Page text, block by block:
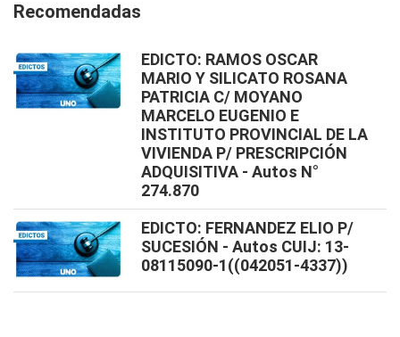
Recomendadas
EDICTO: RAMOS OSCAR
MARIO Y SILICATO ROSANA
PATRICIA C/ MOYANO
MARCELO EUGENIO E
INSTITUTO PROVINCIAL DE LA
VIVIENDA P/ PRESCRIPCIÓN
ADQUISITIVA - Autos N°
274.870
EDICTO: FERNANDEZ ELIO P/
SUCESIÓN - Autos CUIJ: 13-
08115090-1((042051-4337))